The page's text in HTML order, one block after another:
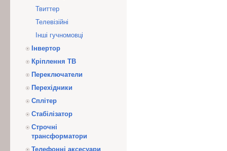
Твиттер
Телевізійні
Інші гучномовці
Інвертор
Кріплення ТВ
Переключатели
Перехідники
Сплітер
Стабілізатор
Строчні
трансформатори
Телефонні аксесуари